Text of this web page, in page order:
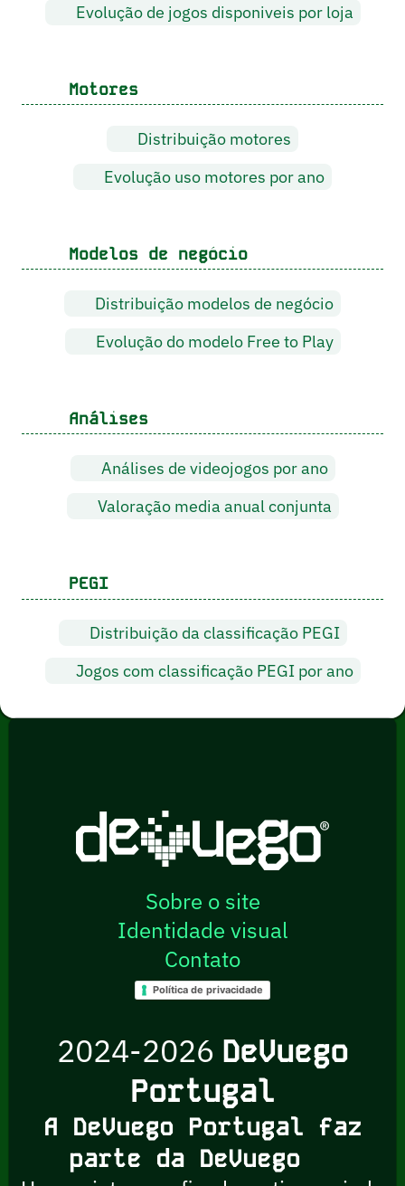
Evolução de jogos disponiveis por loja
Motores
Distribuição motores
Evolução uso motores por ano
Modelos de negócio
Distribuição modelos de negócio
Evolução do modelo Free to Play
Análises
Análises de videojogos por ano
Valoração media anual conjunta
PEGI
Distribuição da classificação PEGI
Jogos com classificação PEGI por ano
Sobre o site
Identidade visual
Contato
Política de privacidade
2024-2026 DeVuego
Portugal
A DeVuego Portugal faz
parte da DeVuego